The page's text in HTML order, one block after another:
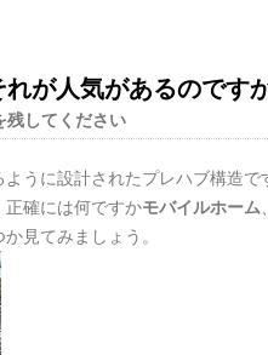
が人気があるのです
残してください
うに設計されたプレハブ構造で
正確には何ですかモバイルホーム
見てみましょう。